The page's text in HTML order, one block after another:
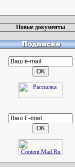
Новые документы